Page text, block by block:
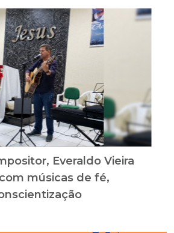
Everaldo Vieira
músicas de fé,